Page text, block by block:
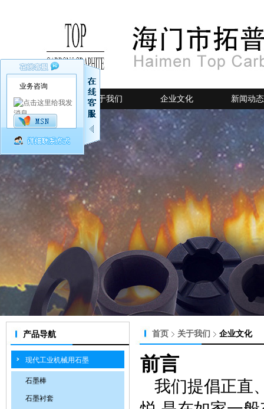
网站首页 关于我们 企业文化 新闻动态
产品导航
现代工业机械用石墨
石墨棒
石墨衬套
首页 关于我们 企业文化
前言
我们提倡正直
业务咨询